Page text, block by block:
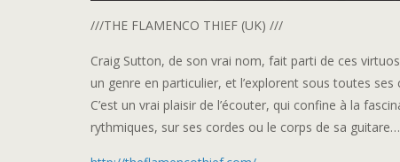
///THE FLAMENCO THIEF (UK) ///
Craig Sutton, de son vrai nom, fait parti de ces
un genre en particulier, et l’explorent sous toutes
C’est un vrai plaisir de l’écouter, qui confine à la
rythmiques, sur ses cordes ou le corps de sa guitare…